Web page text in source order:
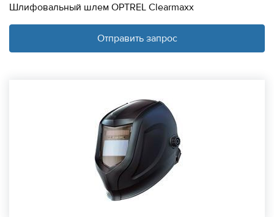
Шлифовальный шлем OPTREL Clearmaxx
Отправить запрос